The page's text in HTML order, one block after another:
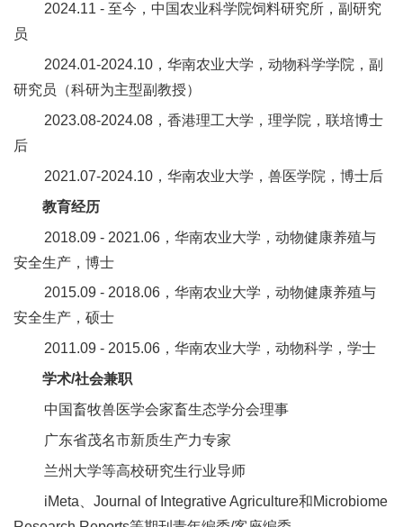
2024.11 - 至今，中国农业科学院饲料研究所，副研究
员
2024.01-2024.10，华南农业大学，动物科学学院，副
研究员（科研为主型副教授）
2023.08-2024.08，香港理工大学，理学院，联培博士
后
2021.07-2024.10，华南农业大学，兽医学院，博士后
教育经历
2018.09 - 2021.06，华南农业大学，动物健康养殖与
安全生产，博士
2015.09 - 2018.06，华南农业大学，动物健康养殖与
安全生产，硕士
2011.09 - 2015.06，华南农业大学，动物科学，学士
学术/社会兼职
中国畜牧兽医学会家畜生态学分会理事
广东省茂名市新质生产力专家
兰州大学等高校研究生行业导师
iMeta、Journal of Integrative Agriculture和Microbiome